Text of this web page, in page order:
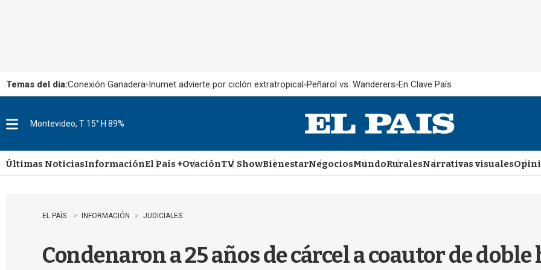
Temas del día:Conexión Ganadera Inumet advierte por ciclón extratropical Peñarol vs. Wanderers En Clave País
u
Montevideo, T 15° H 89%
Últimas NoticiasInformaciónEl País +OvaciónTV ShowBienestarNegociosMundoRuralesNarrativas visuales
EL PAÍS INFORMACIÓN JUDICIALES
Condenaron a 25 años de cárcel a coautor de